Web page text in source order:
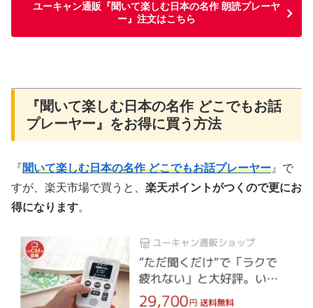
ユーキャン通販『聞いて楽しむ日本の名作 朗読プレーヤ
ー』注文はこちら
『聞いて楽しむ日本の名作 どこでもお話
プレーヤー』をお得に買う方法
『聞いて楽しむ日本の名作 どこでもお話プレーヤー 』で
すが、楽天市場で買うと、 楽天ポイントがつくので更にお
得になります。